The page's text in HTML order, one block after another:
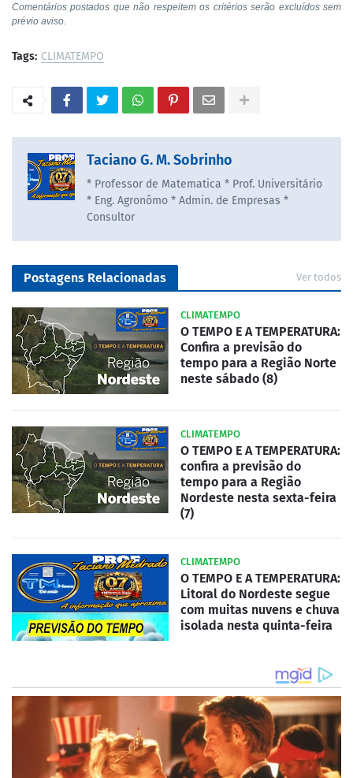
Comentários postados que não respeitem os critérios serão excluídos sem
prévio aviso.
Tags: CLIMATEMPO
Taciano G. M. Sobrinho
* Professor de Matematica * Prof. Universitário
* Eng. Agronômo * Admin. de Empresas *
Consultor
Postagens Relacionadas Ver todos
CLIMATEMPO
O TEMPO E A TEMPERATURA:
Confira a previsão do
tempo para a Região Norte
neste sábado (8)
CLIMATEMPO
O TEMPO E A TEMPERATURA:
confira a previsão do
tempo para a Região
Nordeste nesta sexta-feira
(7)
CLIMATEMPO
O TEMPO E A TEMPERATURA:
Litoral do Nordeste segue
com muitas nuvens e chuva
isolada nesta quinta-feira